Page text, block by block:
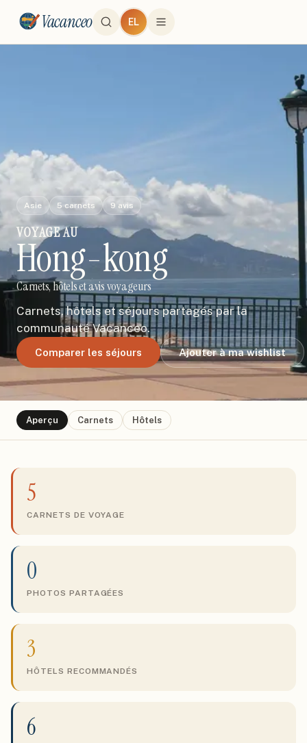
Vacanceo EL
Asie 5 carnets 9 avis
VOYAGEAU
Hong-kong
Carnets, hôtels et avis voyageurs
Carnets, hôtels et séjours partagés par la
communauté Vacanceo.
Comparer les séjours Ajouter à ma wishlist
Aperçu Carnets Hôtels
5
CARNETS DE VOYAGE
0
PHOTOS PARTAGÉES
3
HÔTELS RECOMMANDÉS
6